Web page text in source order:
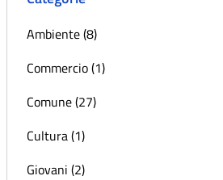
Ambiente (8)
Commercio (1)
Comune (27)
Cultura (1)
Giovani (2)